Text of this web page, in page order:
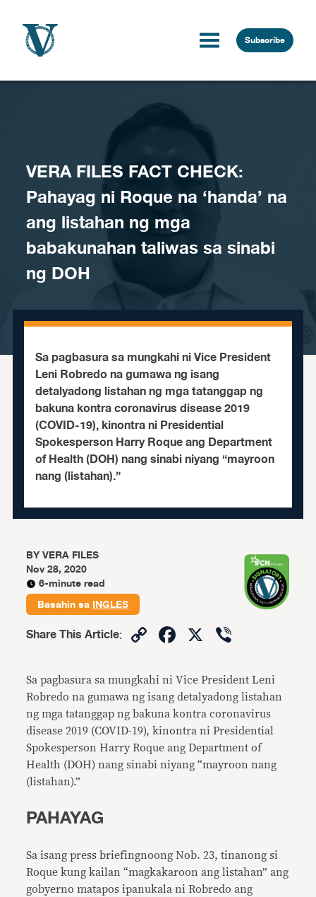
Subscribe
VERA FILES FACT CHECK:
Pahayag ni Roque na ‘handa’ na
ang listahan ng mga
babakunahan taliwas sa sinabi
ng DOH
Sa pagbasura sa mungkahi ni Vice President
Leni Robredo na gumawa ng isang
detalyadong listahan ng mga tatanggap ng
bakuna kontra coronavirus disease 2019
(COVID-19), kinontra ni Presidential
Spokesperson Harry Roque ang Department
of Health (DOH) nang sinabi niyang “mayroon
nang (listahan).”
BYVERA FILES
Nov 28, 2020
6-minute read
Basahin saINGLES
Share This Article: CopyFacebook
X
Sa pagbasura sa mungkahi ni Vice President Leni
Robredo na gumawa ng isang detalyadong listahan
ng mga tatanggap ng bakuna kontra coronavirus
disease 2019 (COVID-19), kinontra ni Presidential
Spokesperson Harry Roque ang Department of
Health (DOH) nang sinabi niyang “mayroon nang
(listahan).”
PAHAYAG
Sa isang press briefingnoong Nob. 23, tinanong si
Roque kung kailan “magkakaroon ang listahan” ang
gobyerno matapos ipanukala ni Robredo ang